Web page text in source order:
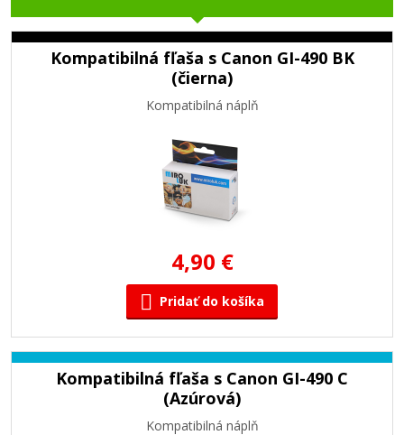
Kompatibilná fľaša s Canon GI-490 BK
(čierna)
Kompatibilná náplň
4,90 €
Pridať do košíka
Kompatibilná fľaša s Canon GI-490 C
(Azúrová)
Kompatibilná náplň